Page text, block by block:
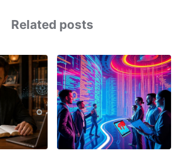
Related posts